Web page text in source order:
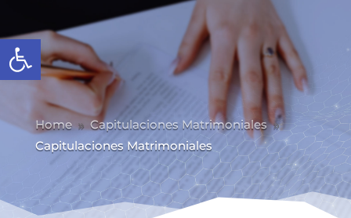
Abrir barra de herramientas
Home 9 Capitulaciones Matrimoniales 9
Capitulaciones Matrimoniales